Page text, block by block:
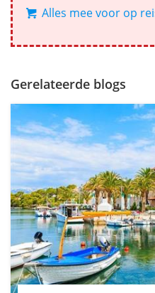
Alles mee voor op
Gerelateerde blogs